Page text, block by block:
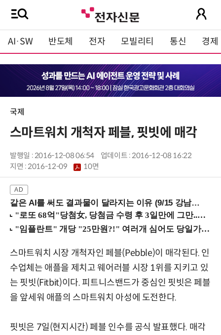
AI·SW 반도체 전자 모빌리티 통신 경제
국제
스마트워치 개척자 페블, 핏빗에 매각
발행일 : 2016-12-08 06:54
업데이트 : 2016-12-08 16:22
지면 :2016-12-09 10면
같은 AI를 써도 결과물이 달라지는 이유 (9/15 강남역)
스마트워치 시장 개척자인 페블(Pebble)이 매각된다. 인
수업체는 애플을 제치고 웨어러블 시장 1위를 지키고 있
는 핏빗(Fitbit)이다. 피트니스밴드가 중심인 핏빗은 페블
을 앞세워 애플의 스마트워치 아성에 도전한다.
핏빗은 7일(현지시간) 페블 인수를 공식 발표했다. 매각